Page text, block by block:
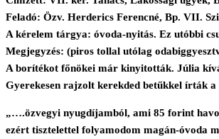
Feladó: Özv. Herderics Ferencné, Bp. VII.
A kérelem tárgya: óvoda-nyitás. Ez utóbbi
Megjegyzés: (piros tollal utólag
A borítékot főnökei már kinyitották. Júlia
Gyerekesen rajzolt kerekded betűkkel írták a
„….özvegyi nyugdíjamból, ami 85 forint
ezért tisztelettel folyamodom magán-óvoda